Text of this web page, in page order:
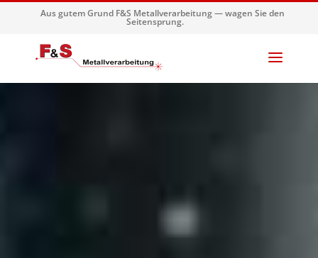
Aus gutem Grund F&S Metallverarbeitung — wagen Sie den
Seitensprung.